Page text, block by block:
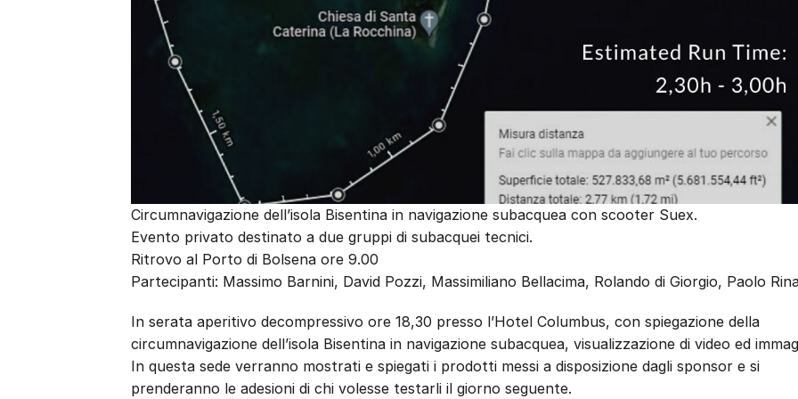
Circumnavigazione dell’isola Bisentina in navigazione subacquea con scooter Suex.
Evento privato destinato a due gruppi di subacquei tecnici.
Ritrovo al Porto di Bolsena ore 9.00
Partecipanti: Massimo Barnini, David Pozzi, Massimiliano Bellacima, Rolando di Giorgio, Paolo
In serata aperitivo decompressivo ore 18,30 presso l’Hotel Columbus, con spiegazione della
circumnavigazione dell’isola Bisentina in navigazione subacquea, visualizzazione di video ed
In questa sede verranno mostrati e spiegati i prodotti messi a disposizione dagli sponsor e si
prenderanno le adesioni di chi volesse testarli il giorno seguente.